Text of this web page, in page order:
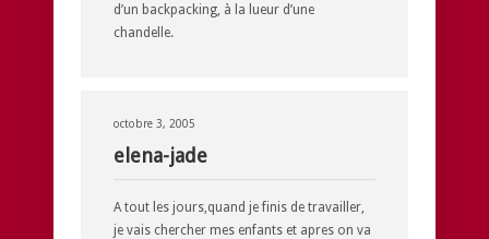
d’un backpacking, à la lueur d’une
chandelle.
octobre 3, 2005
elena-jade
A tout les jours,quand je finis de travailler,
je vais chercher mes enfants et apres on va